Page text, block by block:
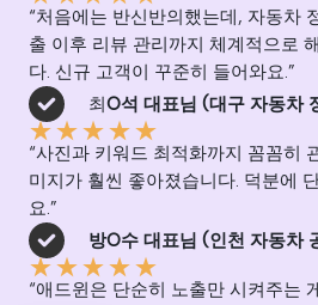
“처음에는 반신반의했는데, 자동차
출 이후 리뷰 관리까지 체계적으로
다. 신규 고객이 꾸준히 들어와요.”
최O석 대표님 (대구 자동차
★★★★★
“사진과 키워드 최적화까지 꼼꼼히
미지가 훨씬 좋아졌습니다. 덕분에
요.”
방O수 대표님 (인천 자동차
★★★★★
“애드윈은 단순히 노출만 시켜주는